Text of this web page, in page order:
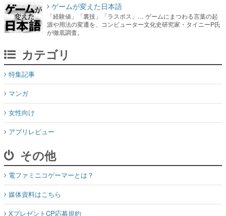
ゲームが変えた日本語
「経験値」「裏技」「ラスボス」… ゲームにまつわる言葉の起
源や用法の変遷を、コンピューター文化史研究家・タイニーP氏
が徹底調査。
カテゴリ
特集記事
マンガ
女性向け
アプリレビュー
その他
電ファミニコゲーマーとは？
媒体資料はこちら
XプレゼントCP応募規約